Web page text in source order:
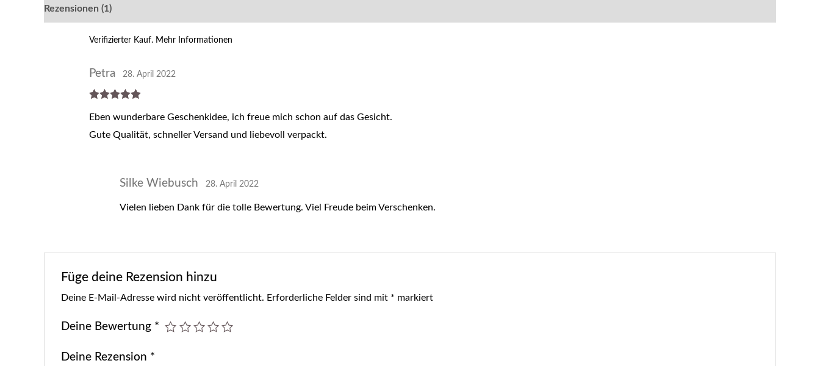
Rezensionen (1)
5von 5
Petra 28. April 2022
Eben wunderbare Geschenkidee, ich freue mich schon auf das Gesicht.
Gute Qualität, schneller Versand und liebevoll verpackt.
Verifizierter Kauf. Mehr Informationen
Silke Wiebusch 28. April 2022
Vielen lieben Dank für die tolle Bewertung. Viel Freude beim Verschenken.
Füge deine Rezension hinzu
Deine E-Mail-Adresse wird nicht veröffentlicht. Erforderliche Felder sind mit * markiert
Deine Bewertung *
Deine Rezension *